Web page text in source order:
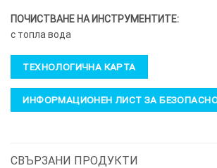
ПОЧИСТВАНЕ НА ИНСТРУМЕНТИТЕ:
с топла вода
ТЕХНОЛОГИЧНА КАРТА
ИНФОРМАЦИОНЕН ЛИСТ ЗА
СВЪРЗАНИ ПРОДУКТИ